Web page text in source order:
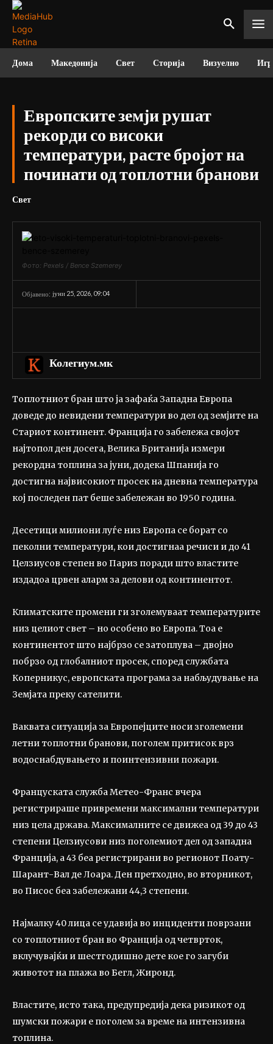
Дома Македонија Свет Сторија Визуелно
Европските земји рушат
рекорди со високи
температури, расте бројот на
починати од топлотни бранови
Свет
Фото: Pexels / Bence Szemerey
Објавено: јуни 25, 2026, 09:04
Колегиум.мк
Топлотниот бран што ја зафаќа Западна Европа
доведе до невидени температури во дел од земјите на
Стариот континент. Франција го забележа својот
најтопол ден досега, Велика Британија измери
рекордна топлина за јуни, додека Шпанија го
достигна највисокиот просек на дневна температура
кој последен пат беше забележан во 1950 година.
Десетици милиони луѓе низ Европа се борат со
пеколни температури, кои достигнаа речиси и до 41
Целзиусов степен во Париз поради што властите
издадоа црвен аларм за делови од континентот.
Климатските промени ги зголемуваат температурите
низ целиот свет – но особено во Европа. Тоа е
континентот што најбрзо се затоплува – двојно
побрзо од глобалниот просек, според службата
Коперникус, европската програма за набљудување на
Земјата преку сателити.
Ваквата ситуација за Европејците носи зголемени
летни топлотни бранови, поголем притисок врз
водоснабдувањето и поинтензивни пожари.
Француската служба Метео-Франс вчера
регистрираше привремени максимални температури
низ цела држава. Максималните се движеа од 39 до 43
степени Целзиусови низ поголемиот дел од западна
Франција, а 43 беа регистрирани во регионот Поату-
Шарант-Вал де Лоара. Ден претходно, во вторникот,
во Писос беа забележани 44,3 степени.
Најмалку 40 лица се удавија во инциденти поврзани
со топлотниот бран во Франција од четврток,
вклучувајќи и шестгодишно дете кое го загуби
животот на плажа во Бегл, Жиронд.
Властите, исто така, предупредија дека ризикот од
шумски пожари е поголем за време на интензивна
топлина.